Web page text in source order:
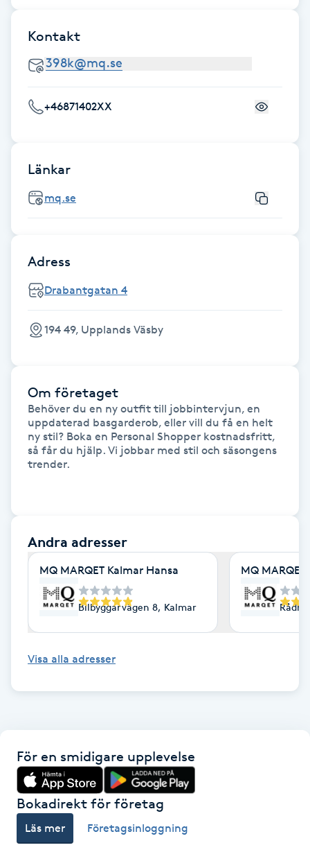
Damklippning
Dermapen
Diamantslipning
Enzympeeling
Extensions
Extensions borttagning
Eyeliner-tatuering
Face framing
Faceliftmassage
Fet hårbotten
Fibromassage
Fillers
Fotmassage
Fotsvamp
Fransborttagning
Fransfärgning
Fransförlängning
Kontakt
+46871402XX
Länkar
mq.se
Adress
Drabantgatan 4
194 49, Upplands Väsby
Om företaget
Behöver du en ny outfit till jobbintervjun, en
uppdaterad basgarderob, eller vill du få en helt
ny stil? Boka en Personal Shopper kostnadsfritt,
så får du hjälp. Vi jobbar med stil och säsongens
trender.
Andra adresser
MQ MARQET Kalmar Hansa
Bilbyggarvägen 8, Kalmar
MQ
Visa alla adresser
För en smidigare upplevelse
Bokadirekt för företag
Läs mer Företagsinloggning